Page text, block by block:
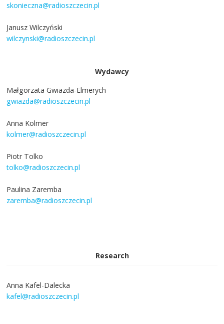
skonieczna@radioszczecin.pl
Janusz Wilczyński
wilczynski@radioszczecin.pl
Wydawcy
Małgorzata Gwiazda-Elmerych
gwiazda@radioszczecin.pl
Anna Kolmer
kolmer@radioszczecin.pl
Piotr Tolko
tolko@radioszczecin.pl
Paulina Zaremba
zaremba@radioszczecin.pl
Research
Anna Kafel-Dalecka
kafel@radioszczecin.pl